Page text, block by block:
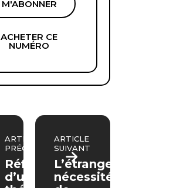
M'ABONNER
ACHETER CE
NUMÉRO
ARTICLE
PRÉCÉDENT
Réflexions
d’un
ARTICLE
SUIVANT
L’étrange
nécessité